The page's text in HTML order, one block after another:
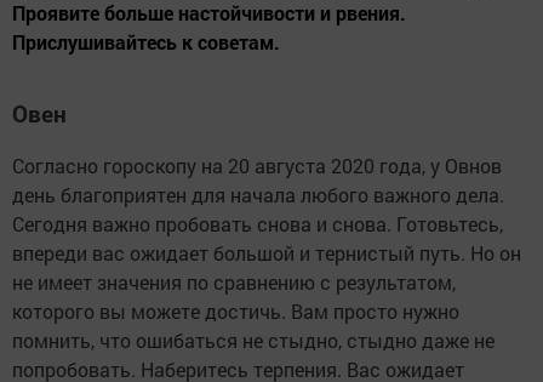
Проявите больше настойчивости и рвения.
Прислушивайтесь к советам.
Овен
Согласно гороскопу на 20 августа 2020 года, у Овнов
день благоприятен для начала любого важного дела.
Сегодня важно пробовать снова и снова. Готовьтесь,
впереди вас ожидает большой и тернистый путь. Но он
не имеет значения по сравнению с результатом,
которого вы можете достичь. Вам просто нужно
помнить, что ошибаться не стыдно, стыдно даже не
попробовать. Наберитесь терпения. Вас ожидает